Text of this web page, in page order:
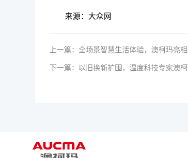
来源：大众网
上一篇： 全场景智慧生活体验，澳柯玛亮
下一篇： 以旧换新扩围，温度科技专家澳